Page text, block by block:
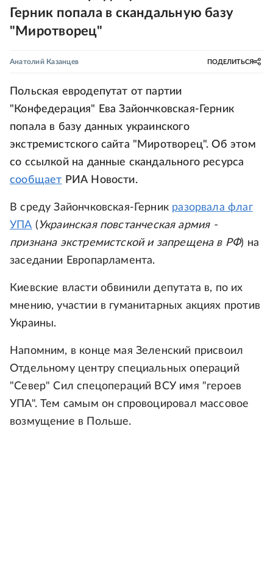
Герник попала в скандальную базу
"Миротворец"
Анатолий Казанцев ПОДЕЛИТЬСЯ
Польская евродепутат от партии
"Конфедерация" Ева Зайончковская-Герник
попала в базу данных украинского
экстремистского сайта "Миротворец". Об этом
со ссылкой на данные скандального ресурса
сообщает РИА Новости.
В среду Зайончковская-Герник разорвала флаг
УПА (Украинская повстанческая армия -
признана экстремистской и запрещена в РФ) на
заседании Европарламента.
Киевские власти обвинили депутата в, по их
мнению, участии в гуманитарных акциях против
Украины.
Напомним, в конце мая Зеленский присвоил
Отдельному центру специальных операций
"Север" Сил спецопераций ВСУ имя "героев
УПА". Тем самым он спровоцировал массовое
возмущение в Польше.